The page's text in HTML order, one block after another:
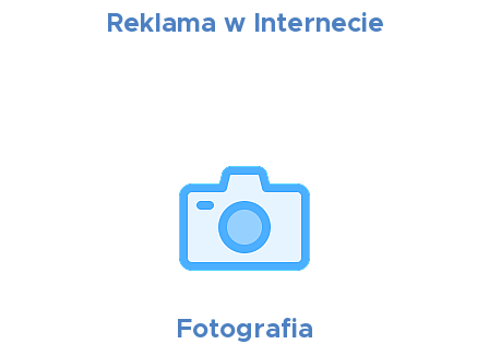
Reklama w Internecie
Fotografia